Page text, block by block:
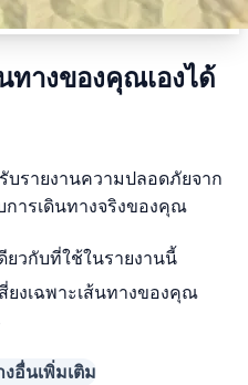
ทางของคุณเองได้
บรายงานความปลอดภัยจาก
ารเดินทางจริงของคุณ
วกับที่ใช้ในรายงานนี้
งเฉพาะเส้นทางของคุณ
อื่นเพิ่มเติม